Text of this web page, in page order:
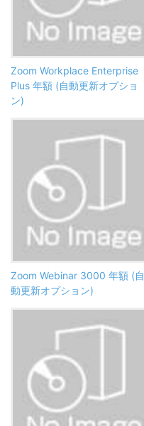
Zoom Workplace Enterprise
Plus 年額 (自動更新オプショ
ン)
Zoom Webinar 3000 年額 (自
動更新オプション)